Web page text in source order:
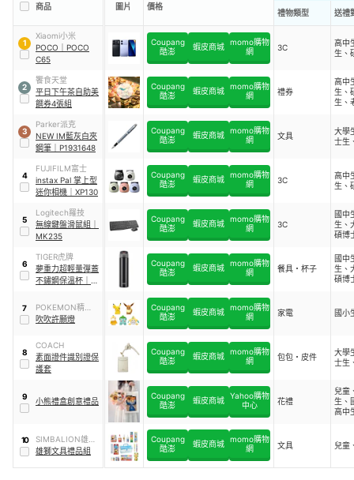
商品 圖片 價格
禮物類型
送禮
1
Xiaomi小米
POCO
POCO
C65
Coupang
酷澎
蝦皮商城 momo購物
網
3C
高中
生、
2
饗食天堂
平日下午茶自助美
饌券4張組
Coupang
酷澎
蝦皮商城 momo購物
網
禮券
高中
生、
生、
3
Parker派克
NEW IM藍灰白夾
鋼筆
P1931648
Coupang
酷澎
蝦皮商城 momo購物
網
文具
大學
士生
4
FUJIFILM富士
instax Pal 掌上型
迷你相機
XP130
Coupang
酷澎
蝦皮商城 momo購物
網
3C
高中
生、
5
Logitech羅技
無線鍵盤滑鼠組
MK235
Coupang
酷澎
蝦皮商城 momo購物
網
3C
國中
生、
碩博
6
TIGER虎牌
夢重力超輕量彈蓋
不鏽鋼保溫杯
Coupang
酷澎
蝦皮商城 momo購物
網
餐具・杯子
國中
生、
碩博
7
POKEMON精靈寶
可夢
吹吹許願燈
Coupang
酷澎
蝦皮商城 momo購物
網
家電 國小
8
COACH
素面證件識別證保
護套
Coupang
酷澎
蝦皮商城 momo購物
網
包包・皮件
大學
士生
9 小熊禮盒創意禮品
Coupang
酷澎
蝦皮商城 Yahoo購物
中心
花禮
兒童
生、
高中
10
SIMBALION雄獅
文具
雄獅文具禮品組
Coupang
酷澎
蝦皮商城 momo購物
網
文具 兒童